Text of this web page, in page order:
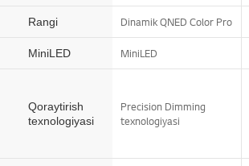
Rangi
MiniLED
Qoraytirish
texnologiyasi
Dinamik QNED Color Pro
MiniLED
Precision Dimming
texnologiyasi